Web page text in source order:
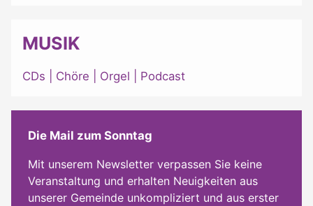
MUSIK
CDs Chöre Orgel Podcast
Die Mail zum Sonntag
Mit unserem Newsletter verpassen Sie keine
Veranstaltung und erhalten Neuigkeiten aus
unserer Gemeinde unkompliziert und aus erster